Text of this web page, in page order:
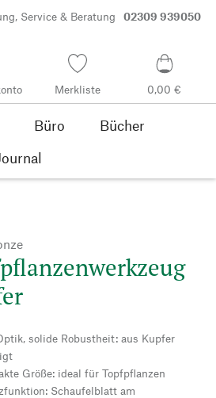
Service & Beratung 02309 939050
Merkliste 0,00 €
Büro
Bücher
solide Robustheit: aus Kupfer
Größe: ideal für Topfpflanzen
Schaufelblatt am